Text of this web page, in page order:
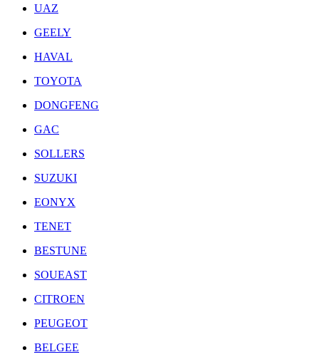
UAZ
GEELY
HAVAL
TOYOTA
DONGFENG
GAC
SOLLERS
SUZUKI
EONYX
TENET
BESTUNE
SOUEAST
CITROEN
PEUGEOT
BELGEE